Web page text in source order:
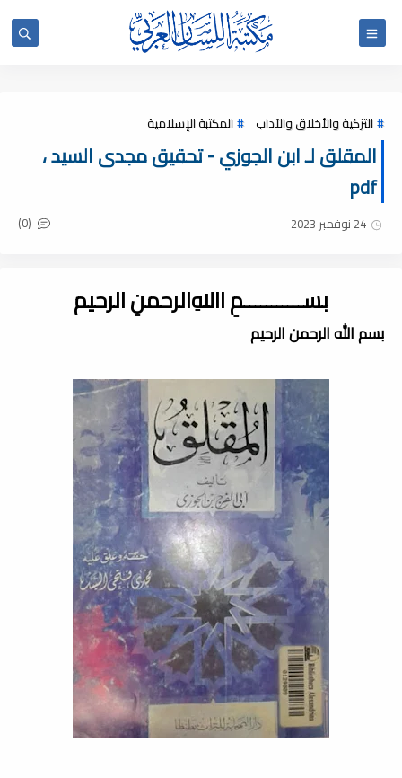
التزكية والأخلاق والآداب المكتبة الإسلامية
المقلق لـ ابن الجوزي - تحقيق مجدى السيد ،
pdf
24 نوفمبر 2023 (0)
بســـــــــــمِ اﷲِالرحمنِ الرحيم
بسم الله الرحمن الرحيم